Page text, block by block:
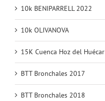
10k BENIPARRELL 2022
10k OLIVANOVA
15K Cuenca Hoz del Huécar
BTT Bronchales 2017
BTT Bronchales 2018